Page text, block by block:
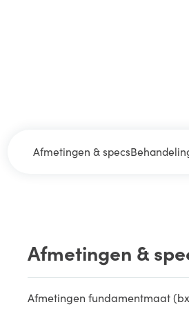
Afmetingen & specs
Afmetingen &
Afmetingen fundamentmaat